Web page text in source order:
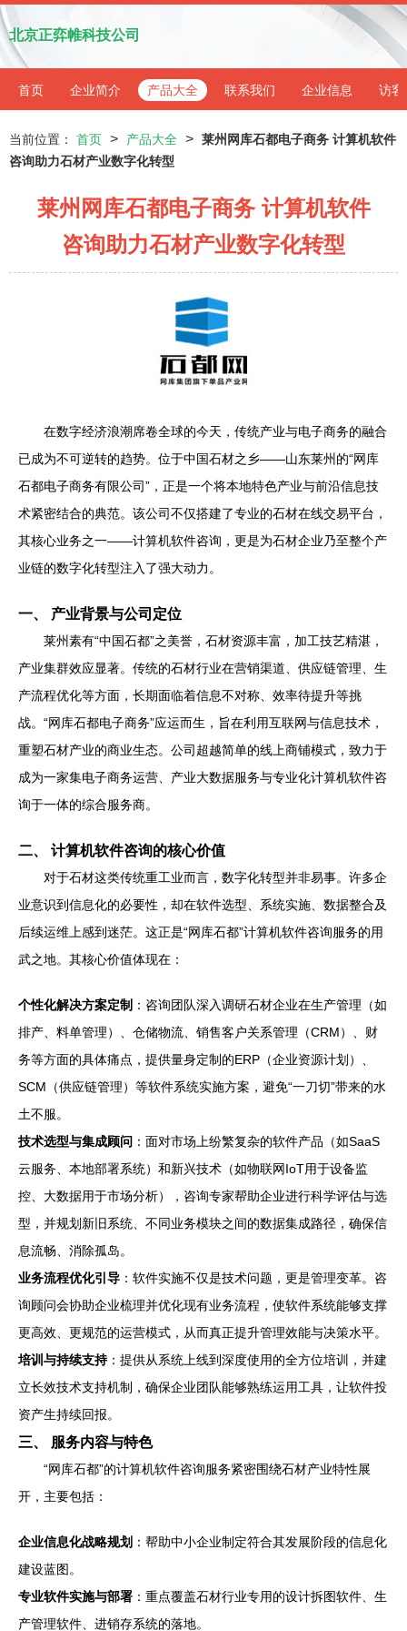
北京正弈帷科技公司
首页 企业简介 产品大全 联系我们 企业信息 访客
当前位置： 首页 > 产品大全 > 莱州网库石都电子商务 计算机软件
咨询助力石材产业数字化转型
莱州网库石都电子商务 计算机软件
咨询助力石材产业数字化转型
在数字经济浪潮席卷全球的今天，传统产业与电子商务的融合
已成为不可逆转的趋势。位于中国石材之乡——山东莱州的“网库
石都电子商务有限公司”，正是一个将本地特色产业与前沿信息技
术紧密结合的典范。该公司不仅搭建了专业的石材在线交易平台，
其核心业务之一——计算机软件咨询，更是为石材企业乃至整个产
业链的数字化转型注入了强大动力。
一、 产业背景与公司定位
莱州素有“中国石都”之美誉，石材资源丰富，加工技艺精湛，
产业集群效应显著。传统的石材行业在营销渠道、供应链管理、生
产流程优化等方面，长期面临着信息不对称、效率待提升等挑
战。“网库石都电子商务”应运而生，旨在利用互联网与信息技术，
重塑石材产业的商业生态。公司超越简单的线上商铺模式，致力于
成为一家集电子商务运营、产业大数据服务与专业化计算机软件咨
询于一体的综合服务商。
二、 计算机软件咨询的核心价值
对于石材这类传统重工业而言，数字化转型并非易事。许多企
业意识到信息化的必要性，却在软件选型、系统实施、数据整合及
后续运维上感到迷茫。这正是“网库石都”计算机软件咨询服务的用
武之地。其核心价值体现在：
个性化解决方案定制 ：咨询团队深入调研石材企业在生产管理（如
排产、料单管理）、仓储物流、销售客户关系管理（CRM）、财
务等方面的具体痛点，提供量身定制的ERP（企业资源计划）、
SCM（供应链管理）等软件系统实施方案，避免“一刀切”带来的水
土不服。
技术选型与集成顾问 ：面对市场上纷繁复杂的软件产品（如SaaS
云服务、本地部署系统）和新兴技术（如物联网IoT用于设备监
控、大数据用于市场分析），咨询专家帮助企业进行科学评估与选
型，并规划新旧系统、不同业务模块之间的数据集成路径，确保信
息流畅、消除孤岛。
业务流程优化引导 ：软件实施不仅是技术问题，更是管理变革。咨
询顾问会协助企业梳理并优化现有业务流程，使软件系统能够支撑
更高效、更规范的运营模式，从而真正提升管理效能与决策水平。
培训与持续支持：提供从系统上线到深度使用的全方位培训，并建
立长效技术支持机制，确保企业团队能够熟练运用工具，让软件投
资产生持续回报。
三、 服务内容与特色
“网库石都”的计算机软件咨询服务紧密围绕石材产业特性展
开，主要包括：
企业信息化战略规划 ：帮助中小企业制定符合其发展阶段的信息化
建设蓝图。
专业软件实施与部署 ：重点覆盖石材行业专用的设计拆图软件、生
产管理软件、进销存系统的落地。